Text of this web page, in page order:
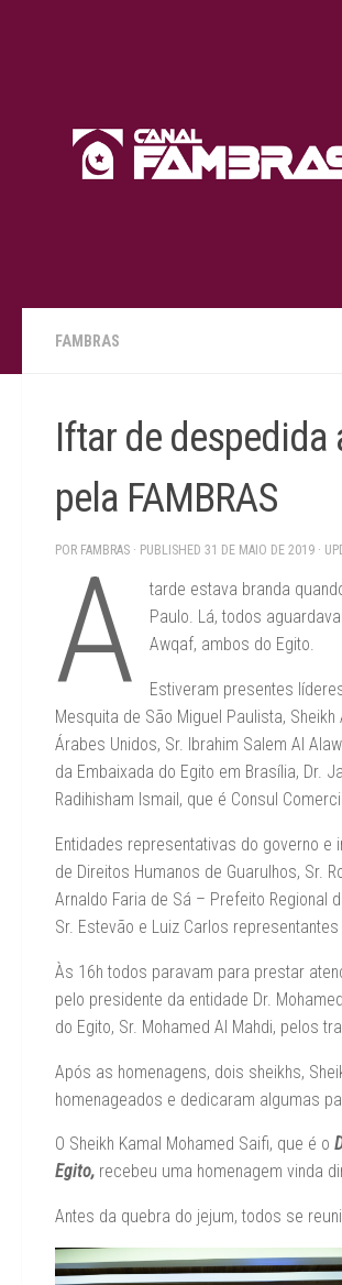
FAMBRAS
Iftar de despedida
pela FAMBRAS
POR FAMBRAS · PUBLISHED 31 DE MAIO DE 2019 ·
A
tarde estava branda
Paulo. Lá, todos
Awqaf, ambos do Egito.
Estiveram presentes
Mesquita de São Miguel Paulista,
Árabes Unidos, Sr. Ibrahim Salem Al
da Embaixada do Egito em Brasília, Dr.
Radihisham Ismail, que é Consul
Entidades representativas do governo
de Direitos Humanos de Guarulhos, Sr.
Arnaldo Faria de Sá – Prefeito Regional
Sr. Estevão e Luiz Carlos representantes
Às 16h todos paravam para prestar
pelo presidente da entidade Dr.
do Egito, Sr. Mohamed Al Mahdi, pelos
Após as homenagens, dois sheikhs,
homenageados e dedicaram algumas
O Sheikh Kamal Mohamed Saifi, que é o
Egito, recebeu uma homenagem vinda
Antes da quebra do jejum, todos se